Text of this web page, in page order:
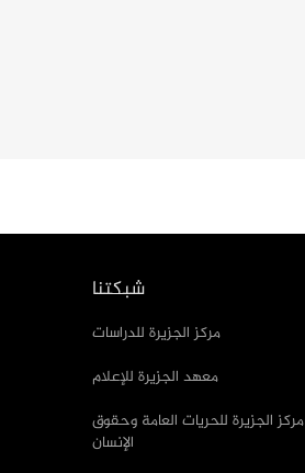
شبكتنا
مركز الجزيرة للدراسات
معهد الجزيرة للإعلام
مركز الجزيرة للحريات العامة وحقوق
الإنسان